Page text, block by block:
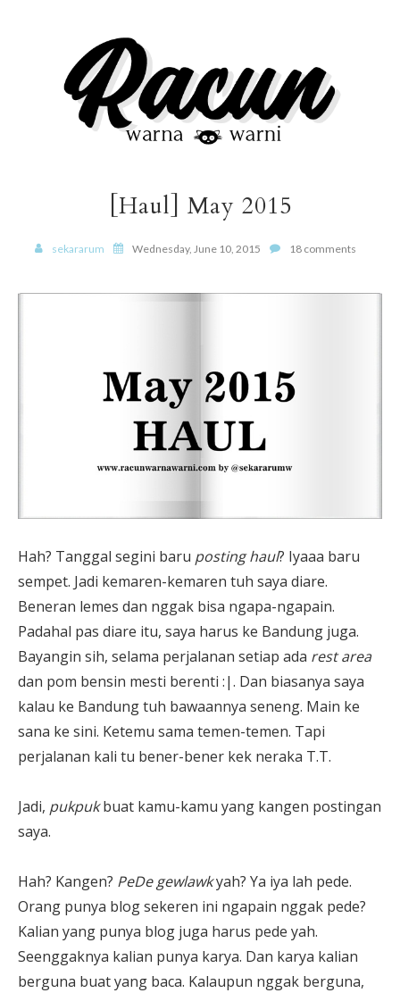
[Haul] May 2015
sekararum Wednesday, June 10, 2015 18 comments
Hah? Tanggal segini baru posting haul? Iyaaa baru
sempet. Jadi kemaren-kemaren tuh saya diare.
Beneran lemes dan nggak bisa ngapa-ngapain.
Padahal pas diare itu, saya harus ke Bandung juga.
Bayangin sih, selama perjalanan setiap ada rest area
dan pom bensin mesti berenti :|. Dan biasanya saya
kalau ke Bandung tuh bawaannya seneng. Main ke
sana ke sini. Ketemu sama temen-temen. Tapi
perjalanan kali tu bener-bener kek neraka T.T.
Jadi, pukpukbuat kamu-kamu yang kangen postingan
saya.
Hah? Kangen? PeDe gewlawkyah? Ya iya lah pede.
Orang punya blog sekeren ini ngapain nggak pede?
Kalian yang punya blog juga harus pede yah.
Seenggaknya kalian punya karya. Dan karya kalian
berguna buat yang baca. Kalaupun nggak berguna,